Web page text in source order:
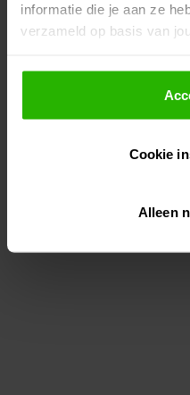
informatie die je aan ze
verzameld op basis van
Als je op "Accepteer"
toestemming om cookies
gepersonaliseerde
Lees hier meer over in
Via "Cookie instellingen"
Cookie
Alleen